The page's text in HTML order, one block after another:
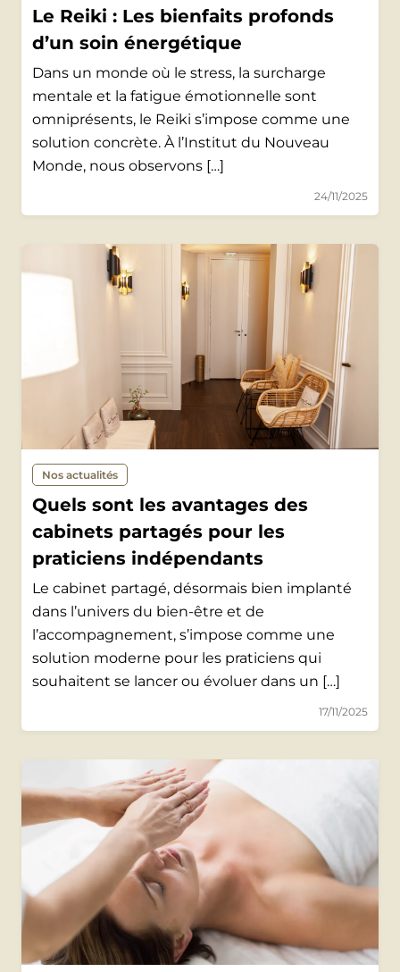
Le Reiki : Les bienfaits profonds
d’un soin énergétique
Dans un monde où le stress, la surcharge
mentale et la fatigue émotionnelle sont
omniprésents, le Reiki s’impose comme une
solution concrète. À l’Institut du Nouveau
Monde, nous observons […]
24/11/2025
Nos actualités
Quels sont les avantages des
cabinets partagés pour les
praticiens indépendants
Le cabinet partagé, désormais bien implanté
dans l’univers du bien-être et de
l’accompagnement, s’impose comme une
solution moderne pour les praticiens qui
souhaitent se lancer ou évoluer dans un […]
17/11/2025